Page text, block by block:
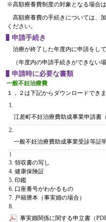
※高額療養費制度の対象となる場合
高額療養費の手続きについては、
ください。
申請手続き
治療が終了した年度内に申請をして
（年度内の申請手続きができない
申請時に必要な書類
一般不妊治療費
１，２は下記からダウンロードできま
江差町不妊治療費助成事業申請書
一般不妊治療費助成事業受診等証
）
領収書の写し
健康保険証
印鑑
口座番号がわかるもの
戸籍謄本（事実婚の場合）
事実婚関係に関する申立書（